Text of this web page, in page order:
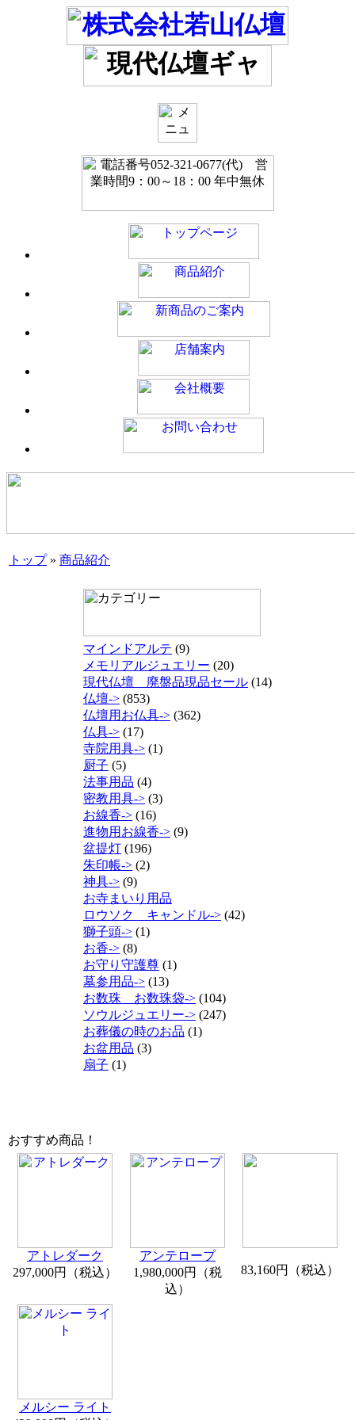
トップ» 商品紹介
マインドアルテ (9)
メモリアルジュエリー (20)
現代仏壇 廃盤品現品セール (14)
仏壇-> (853)
仏壇用お仏具-> (362)
仏具-> (17)
寺院用具-> (1)
厨子 (5)
法事用品 (4)
密教用具-> (3)
お線香-> (16)
進物用お線香-> (9)
盆提灯 (196)
朱印帳-> (2)
神具-> (9)
お寺まいり用品
ロウソク キャンドル-> (42)
獅子頭-> (1)
お香-> (8)
お守り守護尊 (1)
墓参用品-> (13)
お数珠 お数珠袋-> (104)
ソウルジュエリー-> (247)
お葬儀の時のお品 (1)
お盆用品 (3)
扇子 (1)
おすすめ商品！
アトレダーク
297,000円（税込）
アンテロープ
1,980,000円（税
込）
83,160円（税込）
メルシー ライト